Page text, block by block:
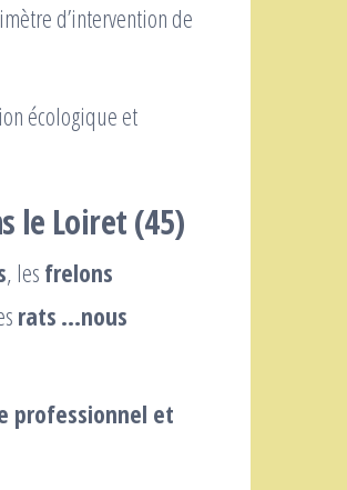
d’intervention de
écologique et
le Loiret (45)
, les frelons
rats …nous
professionnel et